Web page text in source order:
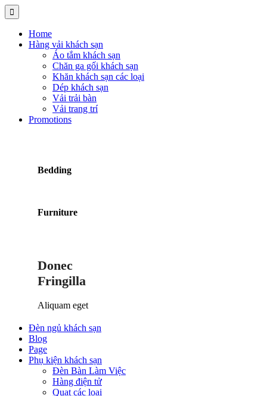
Home
Hàng vải khách sạn
Áo tắm khách sạn
Chăn ga gối khách sạn
Khăn khách sạn các loại
Dép khách sạn
Vải trải bàn
Vải trang trí
Promotions
Bedding
Furniture
Donec
Fringilla
Aliquam eget
Đèn ngủ khách sạn
Blog
Page
Phụ kiện khách sạn
Đèn Bàn Làm Việc
Hàng điện tử
Quạt các loại